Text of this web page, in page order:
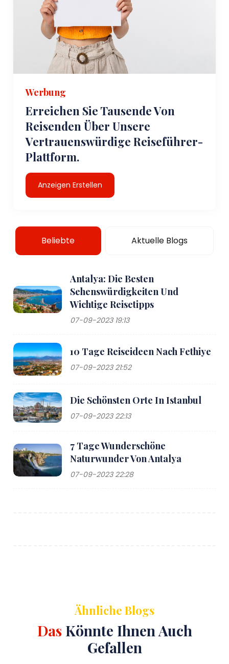
Werbung
Erreichen Sie Tausende Von
Reisenden Über Unsere
Vertrauenswürdige Reiseführer-
Plattform.
Anzeigen Erstellen
Beliebte Aktuelle Blogs
Antalya: Die Besten
Sehenswürdigkeiten Und
Wichtige Reisetipps
07-09-2023 19:13
10 Tage Reiseideen Nach Fethiye
07-09-2023 21:52
Die Schönsten Orte In Istanbul
07-09-2023 22:13
7 Tage Wunderschöne
Naturwunder Von Antalya
07-09-2023 22:28
Ähnliche Blogs
DasKönnte Ihnen Auch
Gefallen